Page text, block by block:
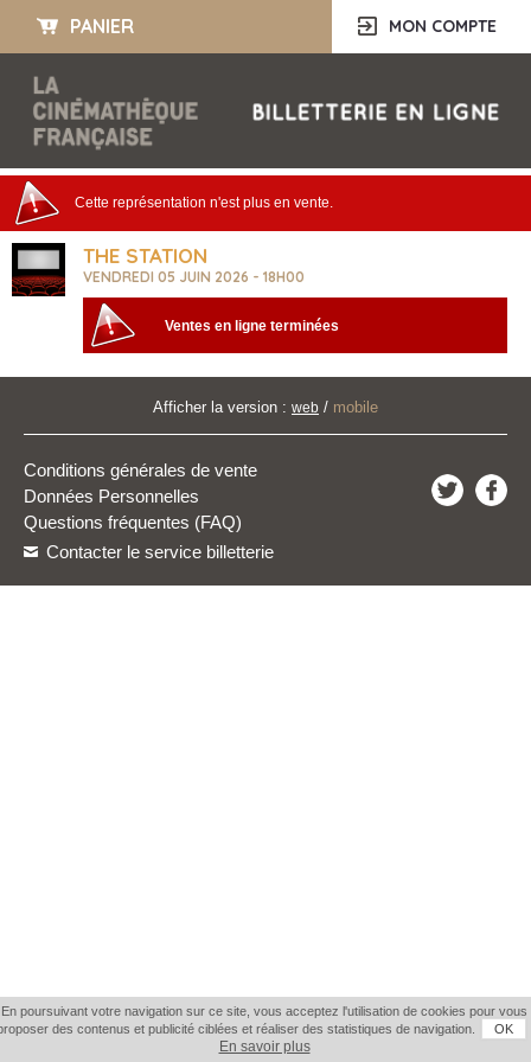
PANIER MON COMPTE
Cette représentation n'est plus en vente.
THE STATION
VENDREDI 05 JUIN 2026 - 18H00
Ventes en ligne terminées
Afficher la version : web / mobile
Questions fréquentes (FAQ)
Conditions générales de vente
Données Personnelles
Contacter le service billetterie
En poursuivant votre navigation sur ce site, vous acceptez l'utilisation de cookies pour vous
des contenus et publicité ciblées et réaliser des statistiques de navigation.
OK
En savoir plus